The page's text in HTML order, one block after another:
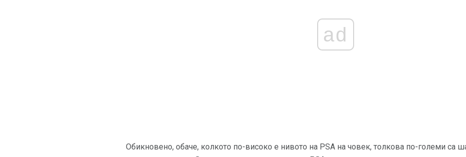
ad
Обикновено, обаче, колкото по-високо е нивото на PSA на човек, толкова по-големи са